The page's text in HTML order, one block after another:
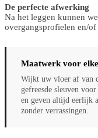
De perfecte afwerking
Na het leggen kunnen
overgangsprofielen en/of
Maatwerk voor
Wijkt uw vloer af van
gefreesde sleuven
en geven altijd eerlijk
zonder verrassingen.